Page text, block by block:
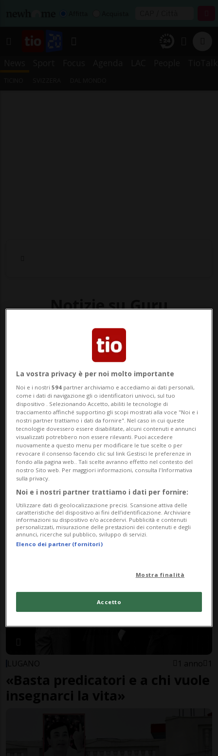
Notizie su Guru
Segui le notizie e gli approfondimenti su
Guru.
Quando lo yoga si corrompe e il
guru diventa un aguzzino
sessuale
LUGANO 1 anno 1
«Basta predicatori e a chi vuole
insegnarci la vita»
La vostra privacy è per noi molto importante
Noi e i nostri594 partner archiviamo e accediamo ai dati personali,
come i dati di navigazione gli o identificatori univoci, sul tuo
dispositivo . Selezionando Accetto, abiliti le tecnologie di
tracciamento affinché supportino gli scopi mostrati alla voce "Noi e i
nostri partner trattiamo i dati da fornire". Nel caso in cui queste
tecnologie dovessero essere disabilitate, alcuni contenuti e annunci
visualizzati potrebbero non essere rilevanti. Puoi accedere
nuovamente a questo menu per modificare le tue scelte o per
revocare il consenso facendo clic sul link Gestisci le preferenze in
fondo alla pagina web.. Tali scelte avranno effetto nel contesto del
nostro Sito web. Per maggiori informazioni, consulta l'Informativa
sulla privacy.
Noi e i nostri partner trattiamo i dati per fornire:
Utilizzare dati di geolocalizzazione precisi. Scansione attiva delle
caratteristiche del dispositivo ai fini dell’identificazione. Archiviare
informazioni su dispositivo e/o accedervi. Pubblicità e contenuti
personalizzati, misurazione delle prestazioni dei contenuti e degli
annunci, ricerche sul pubblico, sviluppo di servizi.
Elenco dei partner (fornitori)
Mostra finalità
Accetto